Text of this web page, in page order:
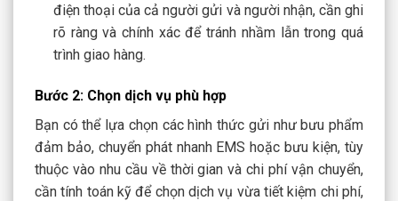
điện thoại của cả người gửi và người nhận, cần ghi
rõ ràng và chính xác để tránh nhầm lẫn trong quá
trình giao hàng.
Bước 2: Chọn dịch vụ phù hợp
Bạn có thể lựa chọn các hình thức gửi như bưu phẩm
đảm bảo, chuyển phát nhanh EMS hoặc bưu kiện, tùy
thuộc vào nhu cầu về thời gian và chi phí vận chuyển,
cần tính toán kỹ để chọn dịch vụ vừa tiết kiệm chi phí,